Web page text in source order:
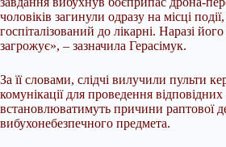
чоловіків загинули одразу на місці
госпіталізований до лікарні. Наразі
загрожує», – зазначила Герасімук.
За її словами, слідчі вилучили пульти
комунікації для проведення відповідних
встановлюватимуть причини раптової
вибухонебезпечного предмета.